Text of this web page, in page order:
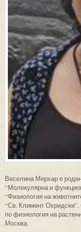
Веселина Мерхар е
“Молекулярна и
“Физиология на
“Св. Климент Охридски”.
по физиология на
Москва.